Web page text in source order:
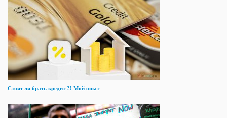
Стоит ли брать кредит ?! Мой опыт